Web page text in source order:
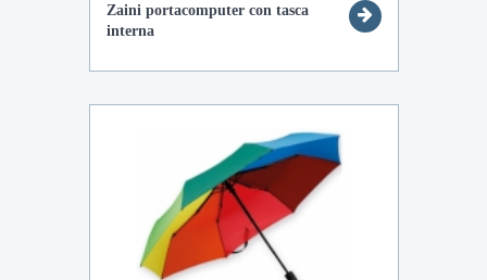
Zaini portacomputer con tasca
interna